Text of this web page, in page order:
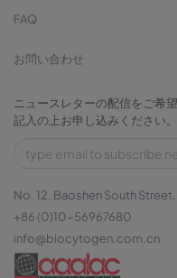
FAQ
お問い合わせ
ニュースレターの配信をご希
記入の上お申し込みください。
No. 12, Baoshen South
+86 (0)10-56967680
info@biocytogen.com.cn